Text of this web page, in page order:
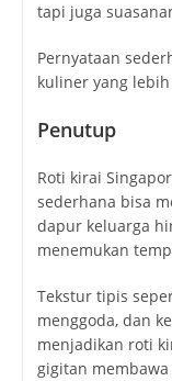
tapi juga
Pernyataan
kuliner yang
Penutup
Roti kirai
sederhana bisa
dapur keluarga
menemukan
Tekstur tipis
menggoda, dan
menjadikan roti
gigitan